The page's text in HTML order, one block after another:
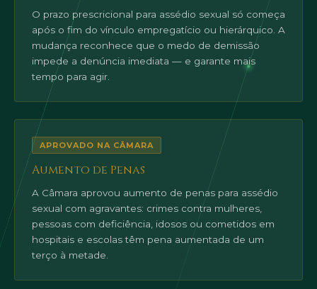
O prazo prescricional para assédio sexual só começa
após o fim do vínculo empregatício ou hierárquico. A
mudança reconhece que o medo de demissão
impede a denúncia imediata — e garante mais
tempo para agir.
APROVADO NA CÂMARA
Aumento de Penas
A Câmara aprovou aumento de penas para assédio
sexual com agravantes: crimes contra mulheres,
pessoas com deficiência, idosos ou cometidos em
hospitais e escolas têm pena aumentada de um
terço à metade.